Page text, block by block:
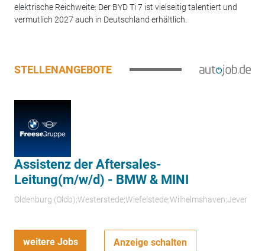
elektrische Reichweite: Der BYD Ti 7 ist vielseitig talentiert und
vermutlich 2027 auch in Deutschland erhältlich.
STELLENANGEBOTE
Assistenz der Aftersales-
Leitung(m/w/d) - BMW & MINI
Oldenburg (Oldb);Westerstede;Wiefelstede;Wilhelmshaven;Jever
weitere Jobs Anzeige schalten